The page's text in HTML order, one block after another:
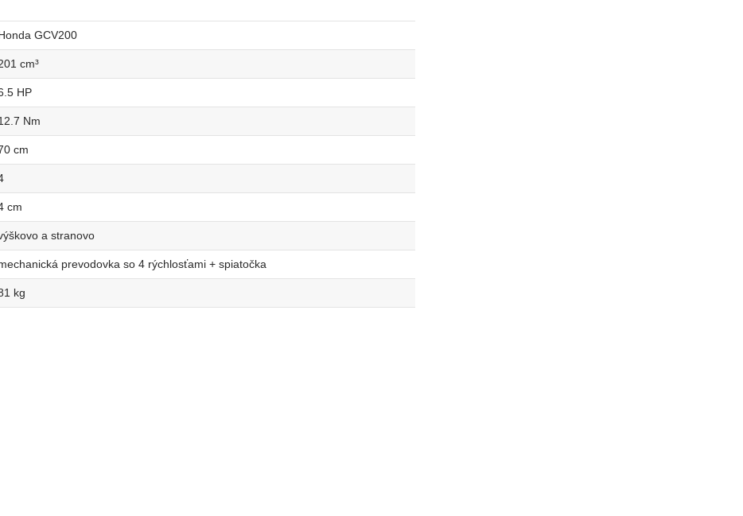
GCV200
cm³
HP
Nm
cm
cm
a stranovo
prevodovka so 4 rýchlosťami + spiatočka
kg